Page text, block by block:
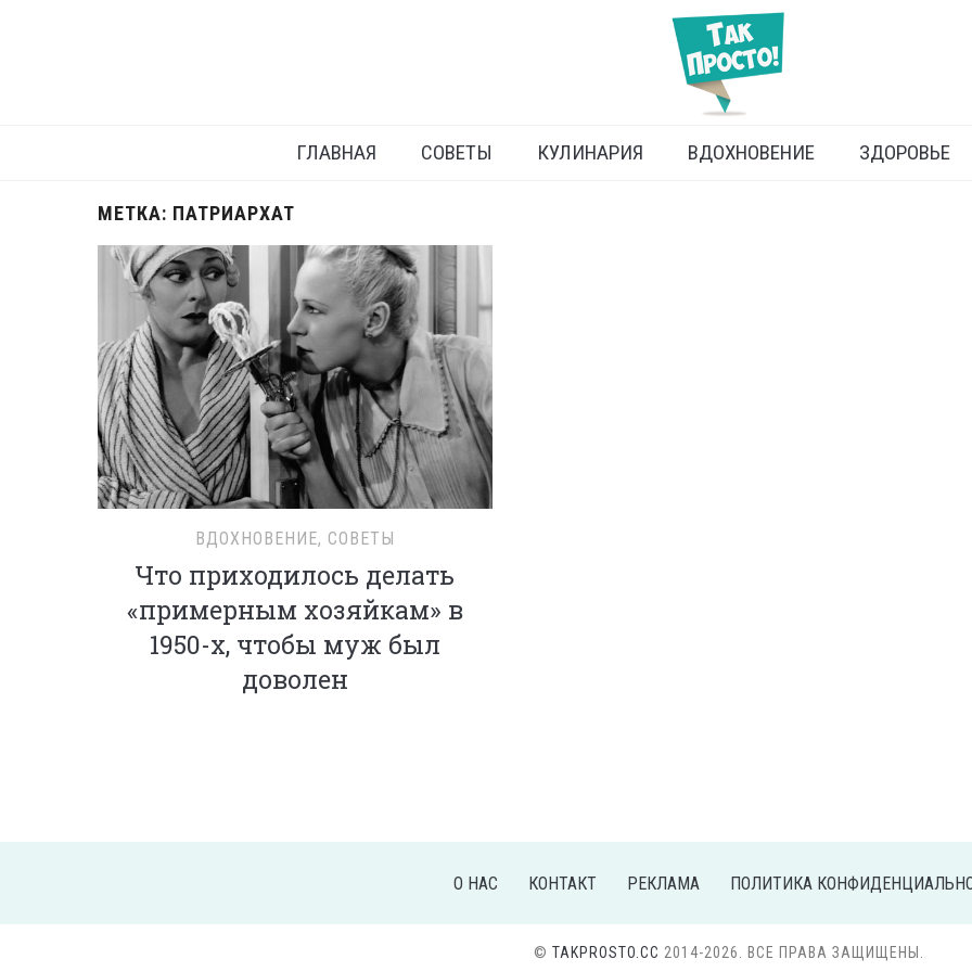
ГЛАВНАЯ СОВЕТЫ КУЛИНАРИЯ ВДОХНОВЕНИЕ ЗДОРОВЬЕ
МЕТКА: ПАТРИАРХАТ
ВДОХНОВЕНИЕ, СОВЕТЫ
Что приходилось делать
«примерным хозяйкам» в
1950-х, чтобы муж был
доволен
О НАС КОНТАКТ РЕКЛАМА ПОЛИТИКА
© TAKPROSTO.CC 2014-2026. ВСЕ ПРАВА ЗАЩИЩЕНЫ.